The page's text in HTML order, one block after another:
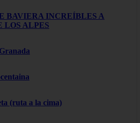
BAVIERA INCREÍBLES A
LOS ALPES
(ruta a la cima)